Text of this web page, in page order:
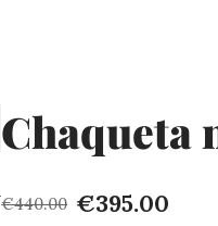
Chaqueta
€440.00 €395.00